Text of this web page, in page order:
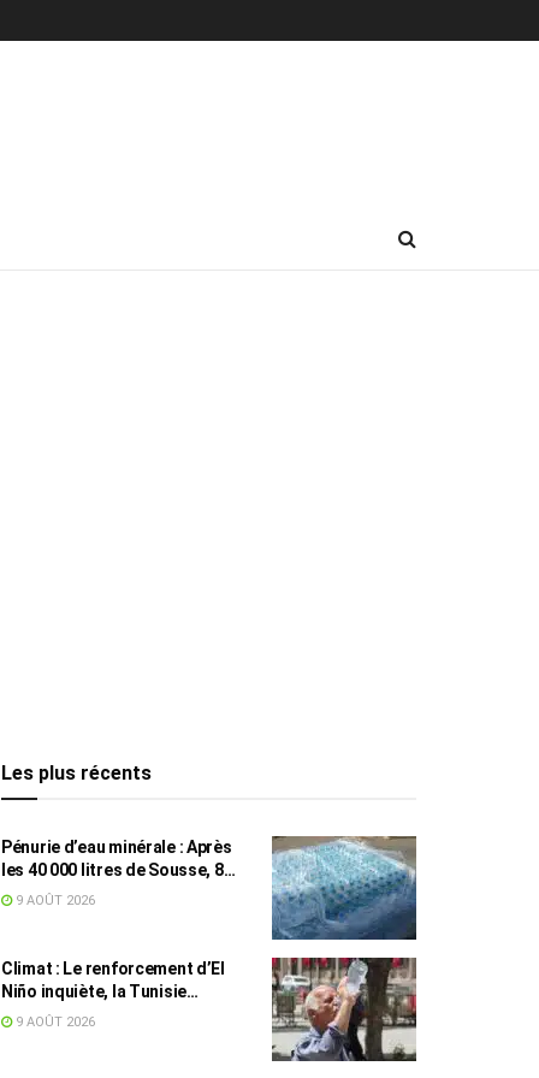
Les plus récents
Pénurie d’eau minérale : Après
les 40 000 litres de Sousse, 8
832 bouteilles saisies à Nabeul
9 AOÛT 2026
Climat : Le renforcement d’El
Niño inquiète, la Tunisie
concernée
9 AOÛT 2026